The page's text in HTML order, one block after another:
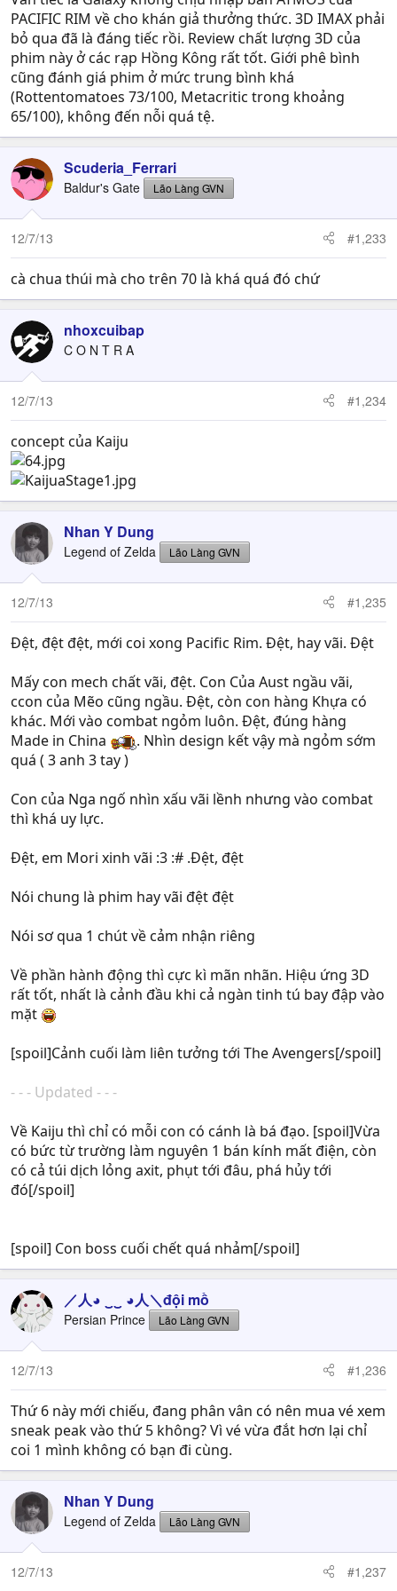
PACIFIC RIM về cho khán giả thưởng thức. 3D IMAX phải
bỏ qua đã là đáng tiếc rồi. Review chất lượng 3D của
phim này ở các rạp Hồng Kông rất tốt. Giới phê bình
cũng đánh giá phim ở mức trung bình khá
(Rottentomatoes 73/100, Metacritic trong khoảng
65/100), không đến nỗi quá tệ.
Scuderia_Ferrari
Baldur's Gate Lão Làng GVN
12/7/13 #1,233
cà chua thúi mà cho trên 70 là khá quá đó chứ
nhoxcuibap
C O N T R A
12/7/13 #1,234
concept của Kaiju
Nhan Y Dung
Legend of Zelda Lão Làng GVN
12/7/13 #1,235
Đệt, đệt đệt, mới coi xong Pacific Rim. Đệt, hay vãi. Đệt
Mấy con mech chất vãi, đệt. Con Của Aust ngầu vãi,
ccon của Mẽo cũng ngầu. Đệt, còn con hàng Khựa có
khác. Mới vào combat ngỏm luôn. Đệt, đúng hàng
Made in China
. Nhìn design kết vậy mà ngỏm sớm
quá ( 3 anh 3 tay )
Con của Nga ngố nhìn xấu vãi lềnh nhưng vào combat
thì khá uy lực.
Đệt, em Mori xinh vãi :3 :# .Đệt, đệt
Nói chung là phim hay vãi đệt đệt
Nói sơ qua 1 chút về cảm nhận riêng
Về phần hành động thì cực kì mãn nhãn. Hiệu ứng 3D
rất tốt, nhất là cảnh đầu khi cả ngàn tinh tú bay đập vào
mặt
[spoil]Cảnh cuối làm liên tưởng tới The Avengers[/spoil]
- - - Updated - - -
Về Kaiju thì chỉ có mỗi con có cánh là bá đạo. [spoil]Vừa
có bức từ trường làm nguyên 1 bán kính mất điện, còn
có cả túi dịch lỏng axit, phụt tới đâu, phá hủy tới
đó[/spoil]
[spoil] Con boss cuối chết quá nhảm[/spoil]
／人◕ ‿‿ ◕人＼đội mồ
Persian Prince Lão Làng GVN
12/7/13 #1,236
Thứ 6 này mới chiếu, đang phân vân có nên mua vé xem
sneak peak vào thứ 5 không? Vì vé vừa đắt hơn lại chỉ
coi 1 mình không có bạn đi cùng.
Nhan Y Dung
Legend of Zelda Lão Làng GVN
12/7/13 #1,237